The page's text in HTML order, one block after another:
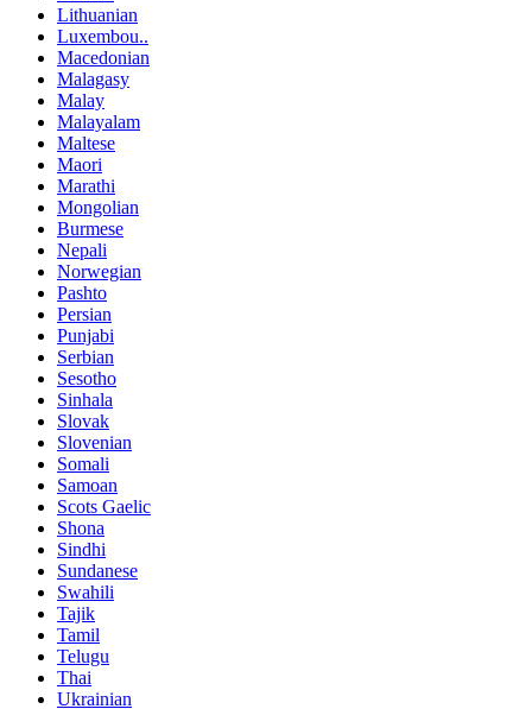
Lithuanian
Luxembou..
Macedonian
Malagasy
Malay
Malayalam
Maltese
Maori
Marathi
Mongolian
Burmese
Nepali
Norwegian
Pashto
Persian
Punjabi
Serbian
Sesotho
Sinhala
Slovak
Slovenian
Somali
Samoan
Scots Gaelic
Shona
Sindhi
Sundanese
Swahili
Tajik
Tamil
Telugu
Thai
Ukrainian